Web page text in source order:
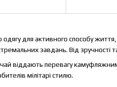
для активного способу
завдань. Від зручності
віддають перевагу
мілітарі стилю.